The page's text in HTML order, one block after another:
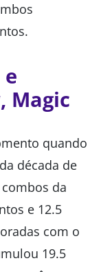
Magic
quando
década de
da
e 12.5
com o
19.5